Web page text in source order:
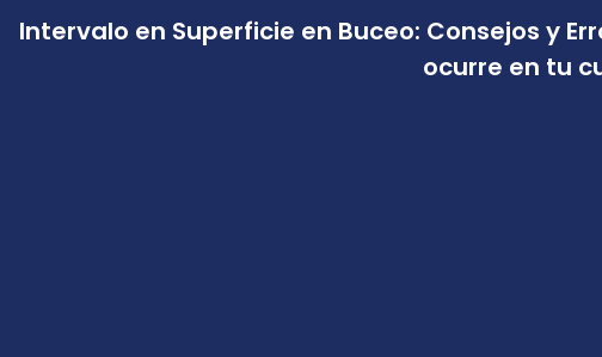
Intervalo en Superficie en Buceo: Consejos y
ocurre en tu